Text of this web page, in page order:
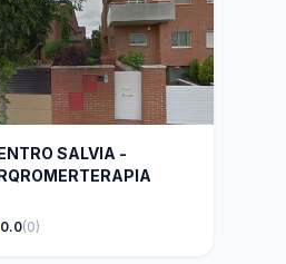
SALVIA -
0.0(0)